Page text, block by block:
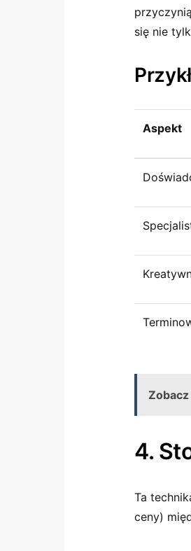
się nie
Aspekt
Zobacz
4.
Ta
ceny)